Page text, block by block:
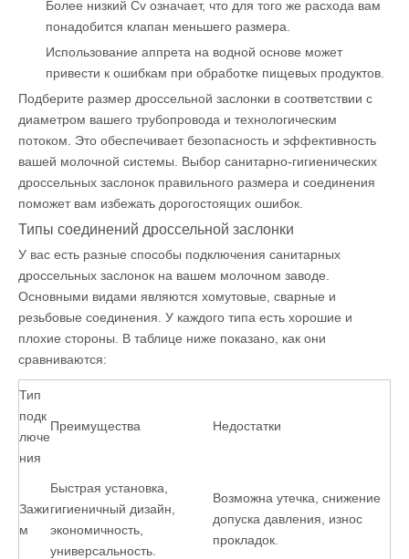
Более низкий Cv означает, что для того же расхода вам
понадобится клапан меньшего размера.
Использование аппрета на водной основе может
привести к ошибкам при обработке пищевых продуктов.
Подберите размер дроссельной заслонки в соответствии с
диаметром вашего трубопровода и технологическим
потоком. Это обеспечивает безопасность и эффективность
вашей молочной системы. Выбор санитарно-гигиенических
дроссельных заслонок правильного размера и соединения
поможет вам избежать дорогостоящих ошибок.
Типы соединений дроссельной заслонки
У вас есть разные способы подключения санитарных
дроссельных заслонок на вашем молочном заводе.
Основными видами являются хомутовые, сварные и
резьбовые соединения. У каждого типа есть хорошие и
плохие стороны. В таблице ниже показано, как они
сравниваются:
Тип
подк
люче
ния
Преимущества Недостатки
Зажи
м
Быстрая установка,
гигиеничный дизайн,
экономичность,
универсальность.
Возможна утечка, снижение
допуска давления, износ
прокладок.